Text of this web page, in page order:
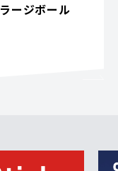
ラージボール